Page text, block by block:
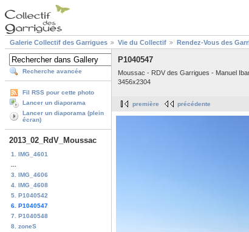
Galerie Collectif des Garrigues Vie du Collectif Rendez-Vous des
Recherche avancée
Fil RSS pour cette photo
Lancer un diaporama
Lancer un diaporama (plein
écran)
2013_02_RdV_Moussac
1. IMG_4601
3. IMG_4606
4. IMG_4608
5. P1040542
6. P1040547
7. P1040548
8. zoneS
P1040547
Moussac - RDV des Garrigues - Manuel
3456x2304
première précédente